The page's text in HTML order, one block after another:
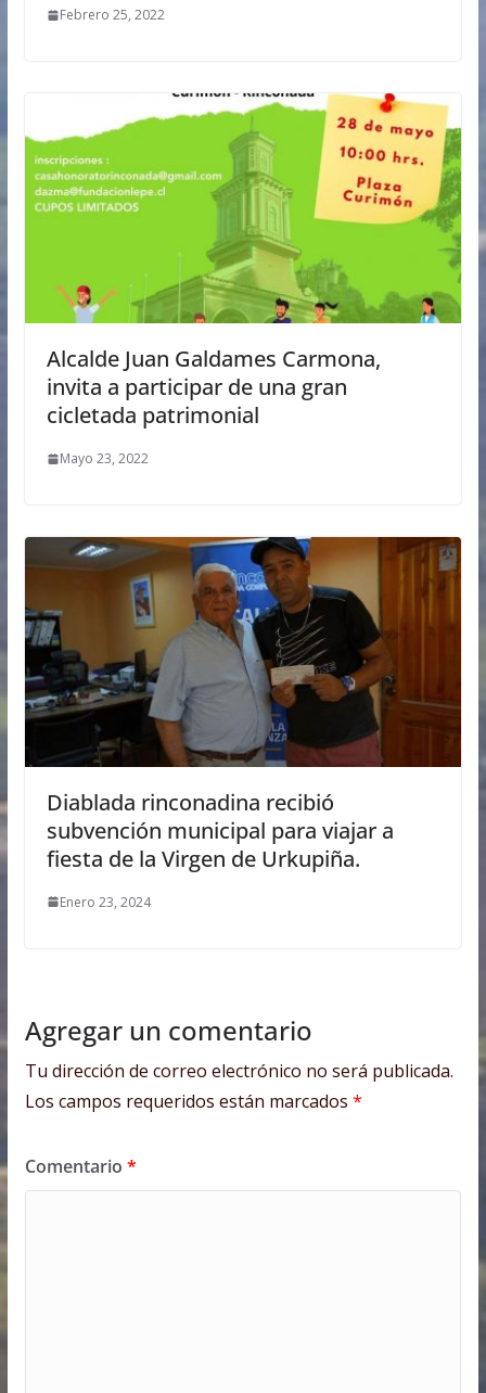
Febrero 25, 2022
Alcalde Juan Galdames Carmona,
invita a participar de una gran
cicletada patrimonial
Mayo 23, 2022
Diablada rinconadina recibió
subvención municipal para viajar a
fiesta de la Virgen de Urkupiña.
Enero 23, 2024
Agregar un comentario
Tu dirección de correo electrónico no será publicada.
Los campos requeridos están marcados *
Comentario *